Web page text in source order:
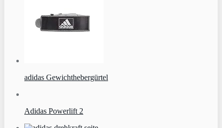
adidas Gewichthebergürtel
Adidas Powerlift 2